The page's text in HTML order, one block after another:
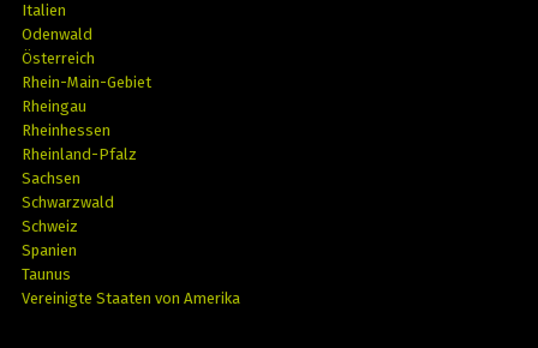
Italien
Odenwald
Österreich
Rhein-Main-Gebiet
Rheingau
Rheinhessen
Rheinland-Pfalz
Sachsen
Schwarzwald
Schweiz
Spanien
Taunus
Vereinigte Staaten von Amerika